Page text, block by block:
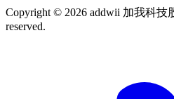
Copyright © 2026 addwii 加我科技
reserved.